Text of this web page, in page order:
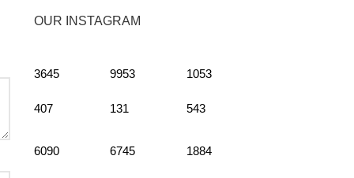
OUR INSTAGRAM
3645
407
9953
131
1053
543
6090 6745 1884